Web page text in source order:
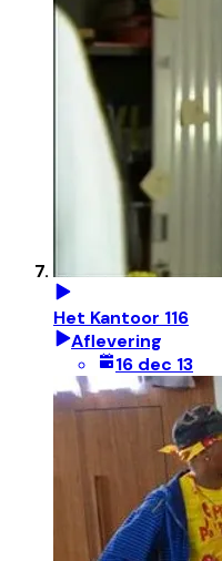
Het Kantoor 116
Aflevering
16 dec 13